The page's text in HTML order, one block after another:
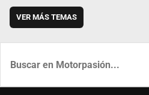
VER MÁS TEMAS